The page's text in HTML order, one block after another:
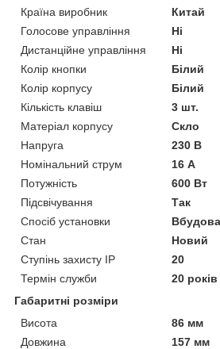
Країна виробник
Китай
Голосове управління
Ні
Дистанційне управління
Ні
Колір кнопки
Білий
Колір корпусу
Білий
Кількість клавіш
3 шт.
Матеріал корпусу
Скло
Напруга
230 В
Номінальний струм
16 А
Потужність
600 Вт
Підсвічування
Так
Спосіб установки
Стан
Новий
Ступінь захисту IP
20
Термін служби
20 років
Габаритні розміри
Висота
86 мм
Довжина
157 мм